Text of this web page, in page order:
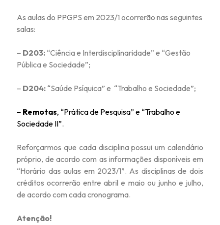
As aulas do PPGPS em 2023/1 ocorrerão nas seguintes
salas:
– D203: “Ciência e Interdisciplinaridade” e “Gestão
Pública e Sociedade”;
– D204: “Saúde Psíquica” e “Trabalho e Sociedade”;
– Remotas, “Prática de Pesquisa” e “Trabalho e
Sociedade II”.
Reforçarmos que cada disciplina possui um calendário
próprio, de acordo com as informações disponíveis em
“Horário das aulas em 2023/1”. As disciplinas de dois
créditos ocorrerão entre abril e maio ou junho e julho,
de acordo com cada cronograma.
Atenção!